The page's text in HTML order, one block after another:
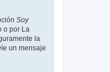
Soy
o por La
la
un mensaje